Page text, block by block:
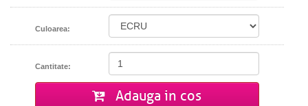
Culoarea:
Cantitate:
Adauga in cos